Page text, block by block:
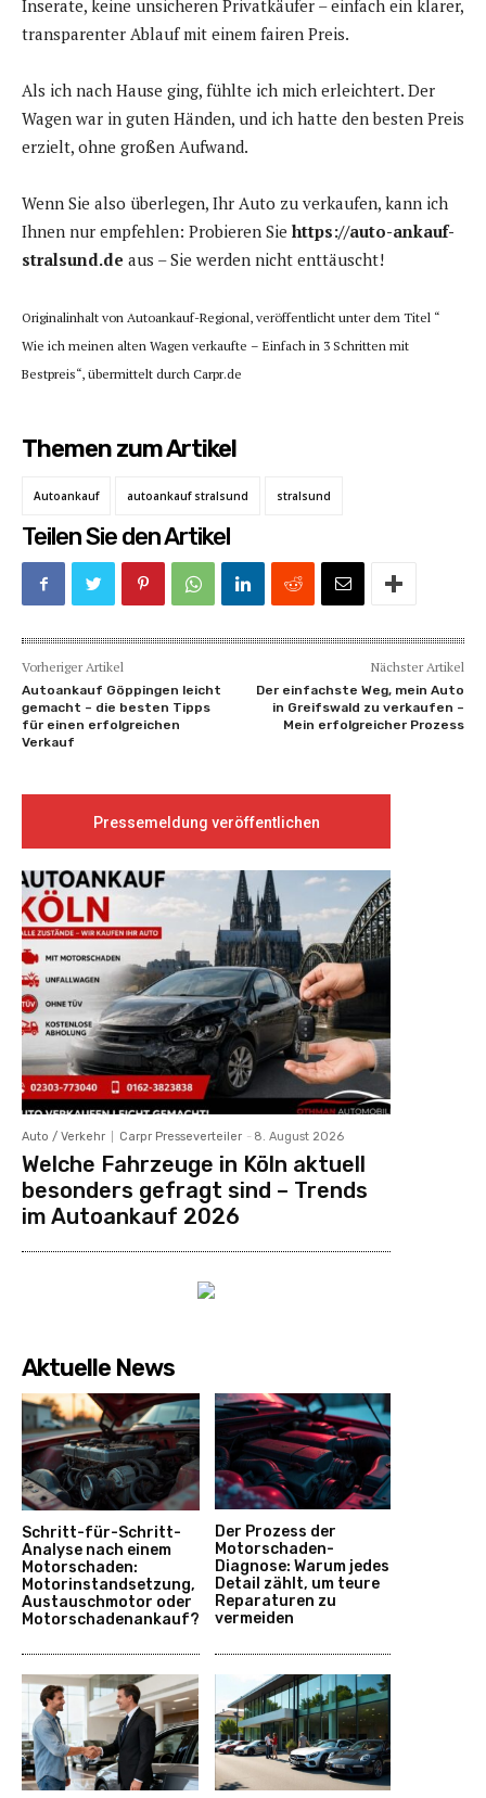
Inserate, keine unsicheren Privatkäufer – einfach ein klarer,
transparenter Ablauf mit einem fairen Preis.
Als ich nach Hause ging, fühlte ich mich erleichtert. Der
Wagen war in guten Händen, und ich hatte den besten Preis
erzielt, ohne großen Aufwand.
Wenn Sie also überlegen, Ihr Auto zu verkaufen, kann ich
Ihnen nur empfehlen: Probieren Sie https://auto-ankauf-
stralsund.de aus – Sie werden nicht enttäuscht!
Originalinhalt von Autoankauf-Regional, veröffentlicht unter dem Titel “
Wie ich meinen alten Wagen verkaufte – Einfach in 3 Schritten mit
Bestpreis“, übermittelt durch Carpr.de
Themen zum Artikel
Autoankauf autoankauf stralsund stralsund
Teilen Sie den Artikel
Vorheriger Artikel
Autoankauf Göppingen leicht
gemacht – die besten Tipps
für einen erfolgreichen
Verkauf
Nächster Artikel
Der einfachste Weg, mein Auto
in Greifswald zu verkaufen –
Mein erfolgreicher Prozess
Pressemeldung veröffentlichen
Auto / Verkehr Carpr Presseverteiler - 8. August 2026
Welche Fahrzeuge in Köln aktuell
besonders gefragt sind – Trends
im Autoankauf 2026
Aktuelle News
Schritt-für-Schritt-
Analyse nach einem
Motorschaden:
Motorinstandsetzung,
Austauschmotor oder
Motorschadenankauf?
Der Prozess der
Motorschaden-
Diagnose: Warum jedes
Detail zählt, um teure
Reparaturen zu
vermeiden